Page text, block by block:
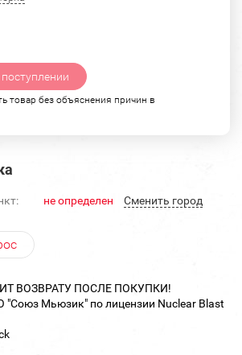
товар без объяснения причин в
не определен Cменить город
ВОЗВРАТУ ПОСЛЕ ПОКУПКИ!
"Союз Мьюзик" по лицензии Nuclear Blast